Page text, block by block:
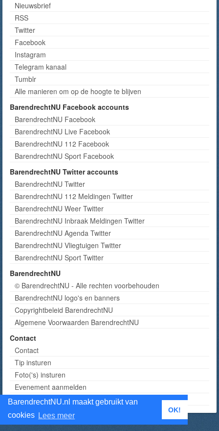
BarendrechtNU.nl maakt gebruikt van
cookies Lees meer
OK!
Nieuwsbrief
RSS
Twitter
Facebook
Instagram
Telegram kanaal
Tumblr
Alle manieren om op de hoogte te blijven
BarendrechtNU Facebook accounts
BarendrechtNU Facebook
BarendrechtNU Live Facebook
BarendrechtNU 112 Facebook
BarendrechtNU Sport Facebook
BarendrechtNU Twitter accounts
BarendrechtNU Twitter
BarendrechtNU 112 Meldingen Twitter
BarendrechtNU Weer Twitter
BarendrechtNU Inbraak Meldingen Twitter
BarendrechtNU Agenda Twitter
BarendrechtNU Vliegtuigen Twitter
BarendrechtNU Sport Twitter
BarendrechtNU
© BarendrechtNU - Alle rechten voorbehouden
BarendrechtNU logo's en banners
Copyrightbeleid BarendrechtNU
Algemene Voorwaarden BarendrechtNU
Contact
Contact
Tip insturen
Foto('s) insturen
Evenement aanmelden
Informatie aanvragen adverteren